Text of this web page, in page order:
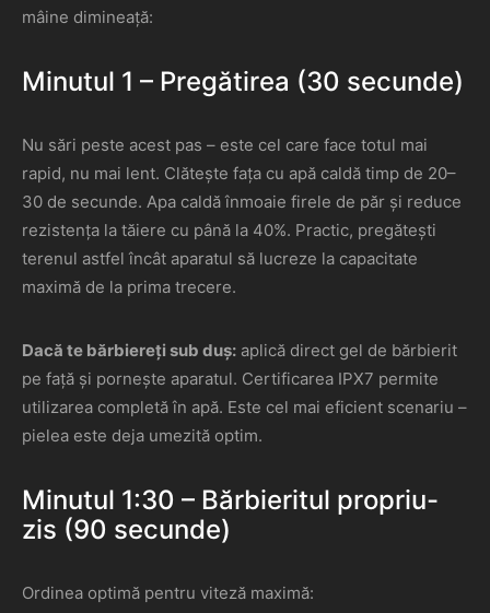
mâine dimineață:
Minutul 1 – Pregătirea (30 secunde)
Nu sări peste acest pas – este cel care face totul mai
rapid, nu mai lent. Clătește fața cu apă caldă timp de 20–
30 de secunde. Apa caldă înmoaie firele de păr și reduce
rezistența la tăiere cu până la 40%. Practic, pregătești
terenul astfel încât aparatul să lucreze la capacitate
maximă de la prima trecere.
Dacă te bărbiereți sub duș: aplică direct gel de bărbierit
pe față și pornește aparatul. Certificarea IPX7 permite
utilizarea completă în apă. Este cel mai eficient scenariu –
pielea este deja umezită optim.
Minutul 1:30 – Bărbieritul propriu-
zis (90 secunde)
Ordinea optimă pentru viteză maximă: